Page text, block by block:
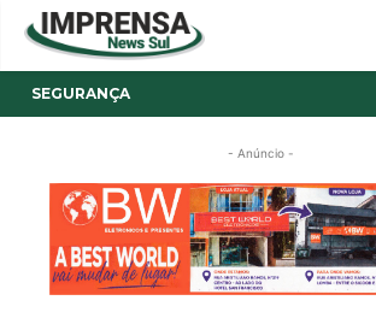
SEGURANÇA
- Anúncio -